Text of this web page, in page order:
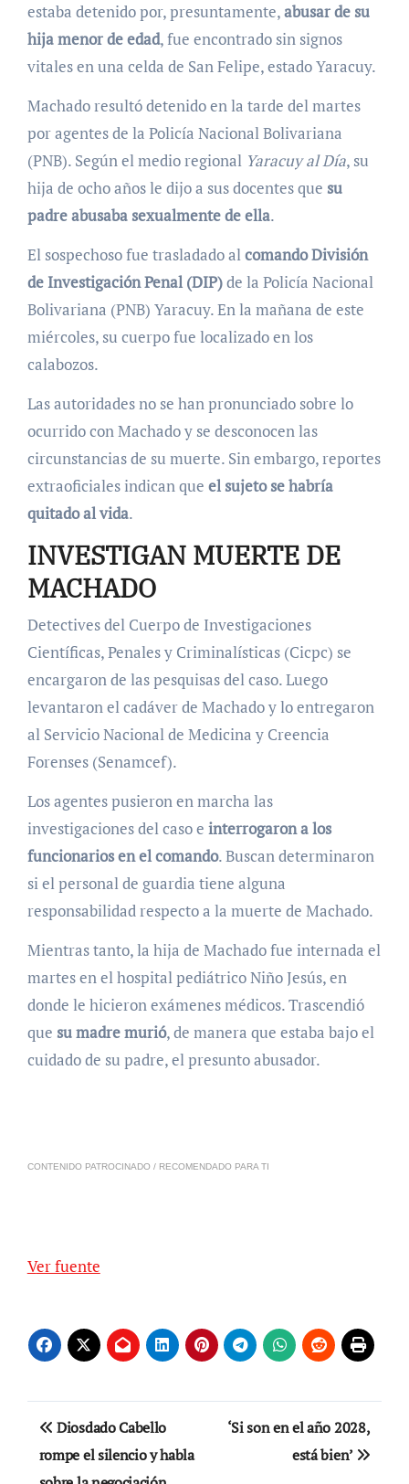
estaba detenido por, presuntamente,abusar de su
hija menor de edad, fue encontrado sin signos
vitales en una celda de San Felipe, estado Yaracuy.
Machado resultó detenido en la tarde del martes
por agentes de la Policía Nacional Bolivariana
(PNB). Según el medio regional Yaracuy al Día, su
hija de ocho años le dijo a sus docentes que su
padre abusaba sexualmente de ella.
El sospechoso fue trasladado alcomando División
de Investigación Penal (DIP)de la Policía Nacional
Bolivariana (PNB) Yaracuy. En la mañana de este
miércoles, su cuerpo fue localizado en los
calabozos.
Las autoridades no se han pronunciado sobre lo
ocurrido con Machado y se desconocen las
circunstancias de su muerte. Sin embargo, reportes
extraoficiales indican que el sujeto se habría
quitado al vida.
INVESTIGAN MUERTE DE
MACHADO
Detectives del Cuerpo de Investigaciones
Científicas, Penales y Criminalísticas (Cicpc) se
encargaron de las pesquisas del caso. Luego
levantaron el cadáver de Machado y lo entregaron
al Servicio Nacional de Medicina y Creencia
Forenses (Senamcef).
Los agentes pusieron en marcha las
investigaciones del caso e interrogaron a los
funcionarios en el comando. Buscan determinaron
si el personal de guardia tiene alguna
responsabilidad respecto a la muerte de Machado.
Mientras tanto, la hija de Machado fue internada el
martes en el hospital pediátrico Niño Jesús, en
donde le hicieron exámenes médicos. Trascendió
que su madre murió, de manera que estaba bajo el
cuidado de su padre, el presunto abusador.
CONTENIDO PATROCINADO / RECOMENDADO PARA TI
Ver fuente
Navegación
de
Diosdado Cabello
rompe el silencio y habla
‘Si son en el año 2028,
está bien’